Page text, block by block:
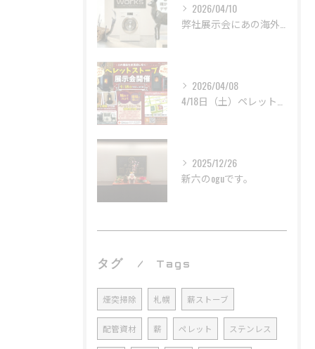
2026/04/10
2026/04/08
2025/12/26
新六のoguです。
タグ Tags
煙突掃除 札幌 薪ストーブ
配管資材 薪 ペレット ステンレス